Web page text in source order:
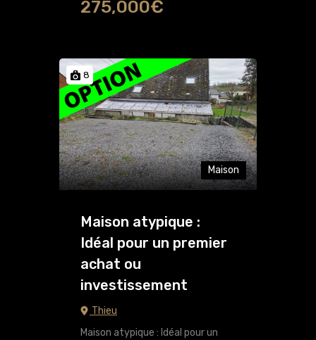
275,000€
8
Maison
Maison atypique :
Idéal pour un premier
achat ou
investissement
Thieu
Maison atypique : Idéal pour un